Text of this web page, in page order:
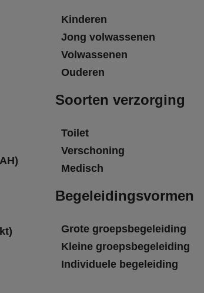
Kinderen
Jong volwassenen
Volwassenen
Ouderen
Soorten verzorging
Toilet
Verschoning
Medisch
Begeleidingsvormen
Grote groepsbegeleiding
Kleine groepsbegeleiding
Individuele begeleiding